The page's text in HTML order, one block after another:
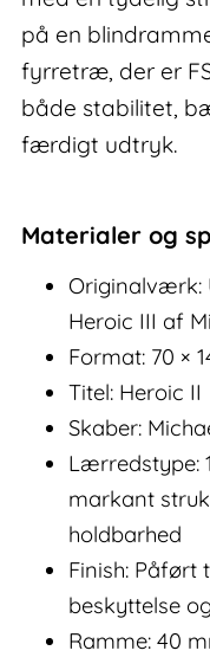
på en
fyrretræ, der er
både stabilitet,
færdigt udtryk.
Materialer og
Originalværk:
Heroic III af
Format: 70 ×
Titel: Heroic II
Skaber:
Lærredstype:
markant
holdbarhed
Finish: Påført
beskyttelse
Ramme: 40